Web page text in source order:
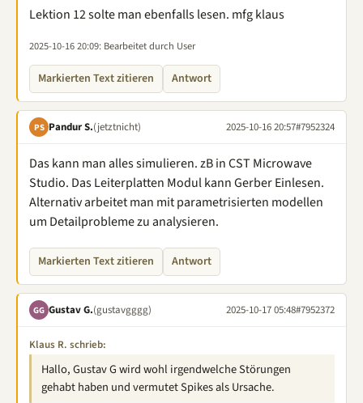
Lektion 12 solte man ebenfalls lesen. mfg klaus
2025-10-16 20:09: Bearbeitet durch User
Markierten Text zitieren Antwort
PS Pandur S.(jetztnicht) 2025-10-16 20:57#7952324
Das kann man alles simulieren. zB in CST Microwave
Studio. Das Leiterplatten Modul kann Gerber Einlesen.
Alternativ arbeitet man mit parametrisierten modellen
um Detailprobleme zu analysieren.
Markierten Text zitieren Antwort
GG Gustav G.(gustavgggg) 2025-10-17 05:48#7952372
Klaus R. schrieb:
Hallo, Gustav G wird wohl irgendwelche Störungen
gehabt haben und vermutet Spikes als Ursache.